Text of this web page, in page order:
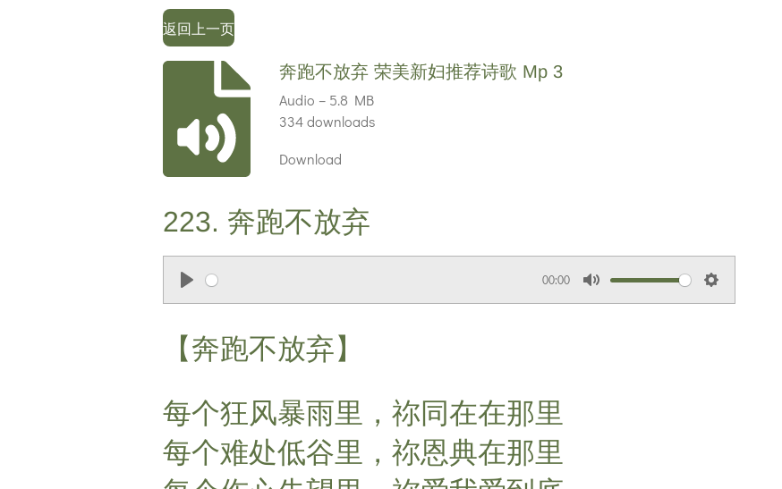
返回上一页
奔跑不放弃 荣美新妇推荐诗歌 Mp 3
Audio – 5.8 MB
334 downloads
Download
223. 奔跑不放弃
P
a
00:00
M
S
【奔跑不放弃】
每个狂风暴雨里，祢同在在那里
每个难处低谷里，祢恩典在那里